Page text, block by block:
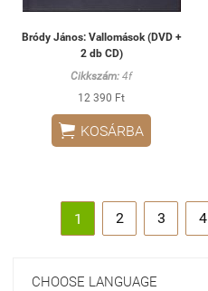
Bródy János: Vallomások (DVD +
2 db CD)
Cikkszám: 4f
12 390 Ft
 KOSÁRBA
1 2 3 4
CHOOSE LANGUAGE